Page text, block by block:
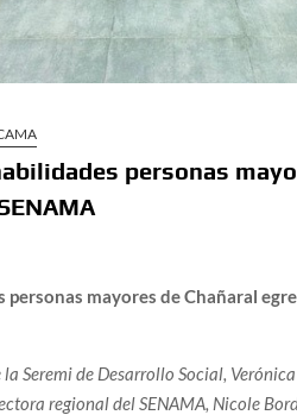
personas
mayores de Chañaral
Seremi de Desarrollo Social,
regional del SENAMA, Nicole